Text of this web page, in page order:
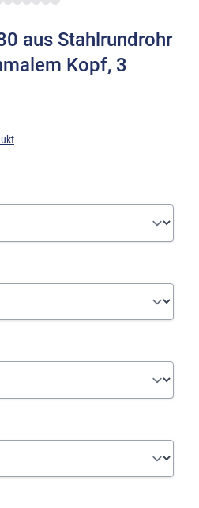
aus Stahlrundrohr
Kopf, 3